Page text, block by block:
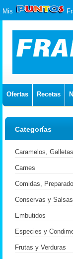
Mis
Ofertas Recetas
Categorías
Caramelos,
Carnes
Comidas,
Conservas y Salsas
Embutidos
Especies y
Frutas y Verduras